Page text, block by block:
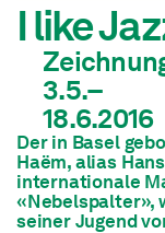
I like
3.5.–
18.6.2016
Der in Basel
Haëm, alias
internationale
«Nebelspalter»,
seiner Jugend